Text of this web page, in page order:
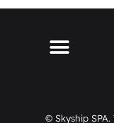
© Skyship SPA.